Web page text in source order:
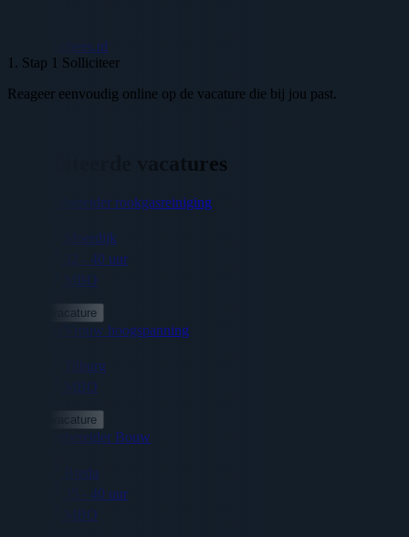
adrie@htphees.nl
1. Stap 1 Solliciteer
Reageer eenvoudig online op de vacature die bij jou past.
Gerelateerde vacatures
Werkvoorbereider rookgasreiniging
Moerdijk
32 - 40 uur
MBO
Bekijk vacature
Voorman/Vrouw hoogspanning
Tilburg
MBO
Bekijk vacature
Werkvoorbereider Bouw
Breda
35 - 40 uur
MBO